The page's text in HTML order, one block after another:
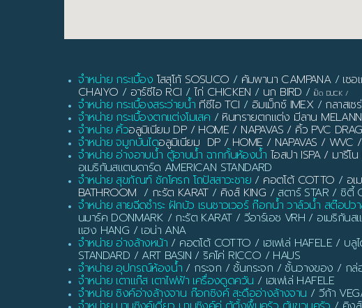
จำหน่าย กระเบื้อง โสสุโก้ SOSUCO / คัมพานา CAMPANA/ เซอ
CHAIYO / อาร์ซีไอ RCI / ไก่ CHICKEN / นก BIRD / เป็ด DUCK /
จำหน่าย กระเบื้องสระว่ายน้ำ ทีซีไอ TCI / อิมเม็กซ์ IMEX/ กลาสเซ
จำหน่าย กระเบื้องตกแต่งโมเสค / หินทรายตกแต่ง มีลาน MELANN
จำหน่าย คิ้วอลูมิเนียม DP / HOME / NAPAVAS / คิ้ว PVC
จำหน่าย จมูกบันไดอลูมิเนียม DP / HOME / NAPAVAS / WVC
จำหน่าย อ่างอาบน้ำ ตู้อาบน้ำ ฉากกั้นห้องน้ำ ไอสปา ISPA / มารีโ
อเมริกันสแตนดาร์ด AMERICAN STANDARD
จำหน่าย สุขภัณฑ์ ชักโครก โถปัสสาวะชาย / คอตโต้ COTTO / อเ
BATHROOM / กะรัต KARAT/ คิงส์ KING / สตาร์ STAR / ซิตี้
จำหน่าย สายฉีดชำระ ฝักบัว เรนชาวเวอร์ ก๊อกน้ำ วาล์วน้ำ สต๊อปว
นมาร์ค DONMARK / กะรัต KARAT / วีอาร์เอช VRH / อเมริกั
แฮง HANG / เอน่า ANA
จำหน่าย อ่างล้างหน้า / คอตโต้ COTTO / เฮเฟเล่ HAFELE / บ
STANDARD / ART BASIN / ริคโค่ RICCO / HAUS
จำหน่าย อุปกรณ์ห้องน้ำ / กระจก / ชั้นกระจก / ชั้นวางของ / กล่
จำหน่าย เตาแก๊ส เตาไฟฟ้า เครื่องดูดควัน / เฮเฟเล่ HAFELE
จำหน่าย ซิงค์อ่างล้างจาน ก๊อกซิงค์ สะดืออ่างล้างจาน / วีก้า